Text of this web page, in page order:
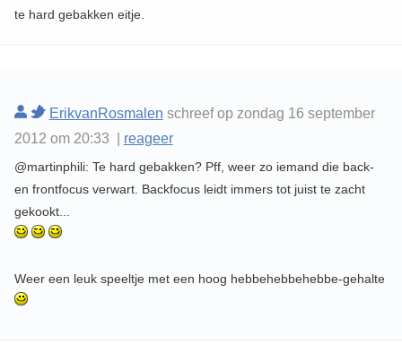
te hard gebakken eitje.
ErikvanRosmalen schreef op zondag 16 september
2012 om 20:33 | reageer
@martinphili: Te hard gebakken? Pff, weer zo iemand die back-
en frontfocus verwart. Backfocus leidt immers tot juist te zacht
gekookt...
Weer een leuk speeltje met een hoog hebbehebbehebbe-gehalte